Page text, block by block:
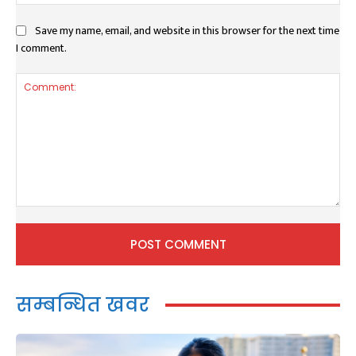
Save my name, email, and website in this browser for the next time
I comment.
सम्बन्धित खवर